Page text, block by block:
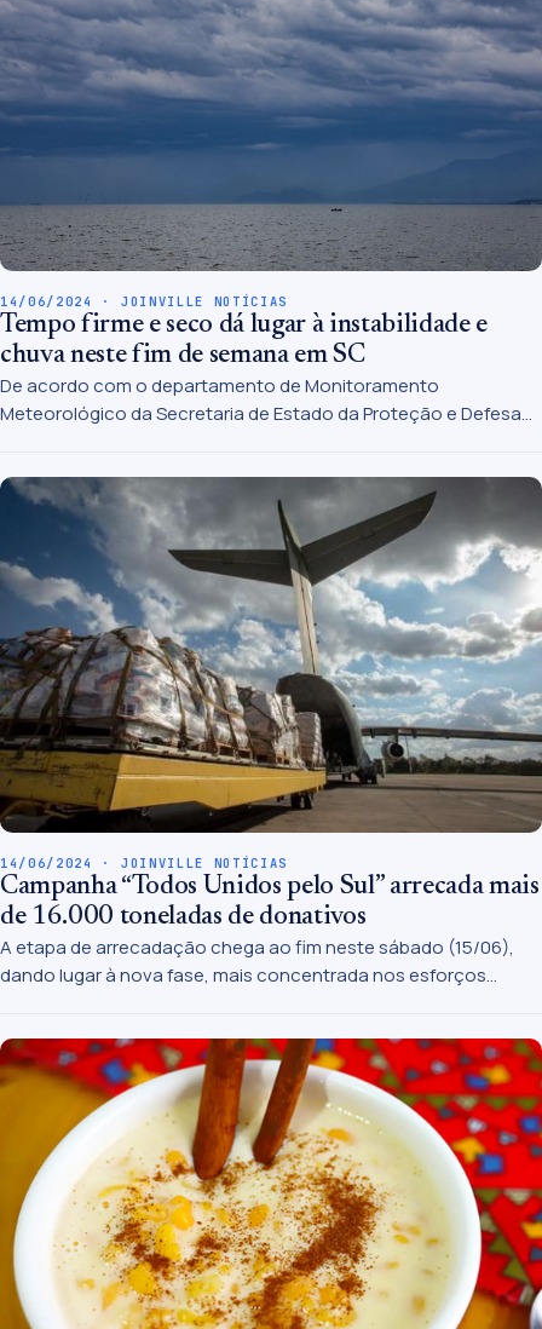
14/06/2024 · JOINVILLE NOTÍCIAS
Tempo firme e seco dá lugar à instabilidade e
chuva neste fim de semana em SC
De acordo com o departamento de Monitoramento
Meteorológico da Secretaria de Estado da Proteção e Defesa
responsável por deixar o tempo seco, muda de posição,
permitindo que a instabilidade retorne ao estado. As áreas
chuvosas se estabelecem entre Santa Catarina e o Rio Grande
do Sul.
14/06/2024 · JOINVILLE NOTÍCIAS
Campanha “Todos Unidos pelo Sul” arrecada mais
de 16.000 toneladas de donativos
A etapa de arrecadação chega ao fim neste sábado (15/06),
dando lugar à nova fase, mais concentrada nos esforços